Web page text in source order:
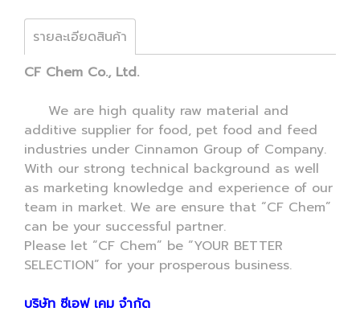
รายละเอียดสินค้า
CF Chem Co., Ltd.
We are high quality raw material and
additive supplier for food, pet food and feed
industries under Cinnamon Group of Company.
With our strong technical background as well
as marketing knowledge and experience of our
team in market. We are ensure that “CF Chem”
can be your successful partner.
Please let “CF Chem” be “YOUR BETTER
SELECTION” for your prosperous business.
บริษัท ซีเอฟ เคม จำกัด